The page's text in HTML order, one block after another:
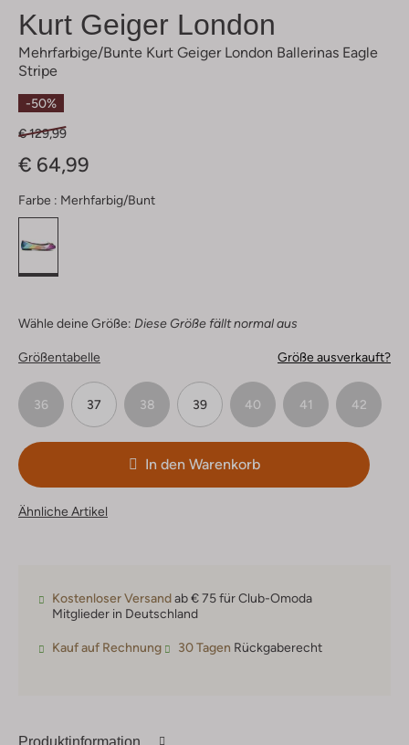
Kurt Geiger London
Mehrfarbige/bunte Kurt Geiger London Ballerinas Eagle
Stripe
-50%
€ 129,99
€ 64,99
Farbe : Merhfarbig/bunt
Wähle deine Größe: Diese Größe fällt normal aus
Größentabelle Größe ausverkauft?
36 37 38 39 40 41 42
In den Warenkorb
Ähnliche Artikel
Kostenloser Versandab € 75 für Club-Omoda
Mitglieder in Deutschland
Kauf auf Rechnung 30 Tagen Rückgaberecht
Produktinformation